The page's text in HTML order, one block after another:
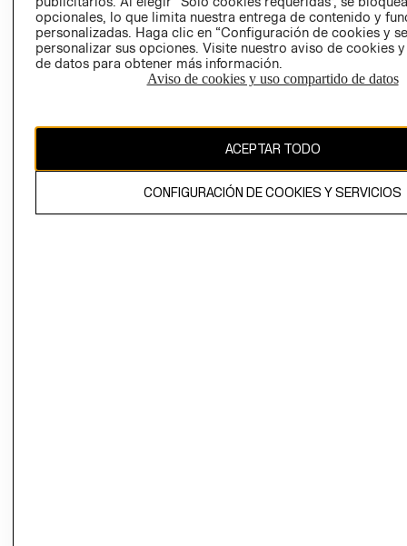
El contenido de esta página web está protegido por copyright y es
opcionales, lo que limita nuestra entrega de contenido y
personalizadas. Haga clic en “Configuración de cookies y
personalizar sus opciones. Visite nuestro aviso de cookies
de datos para obtener más información.
Aviso de cookies y uso compartido de datos
ACEPTAR TODO
CONFIGURACIÓN DE COOKIES Y SERVICIOS